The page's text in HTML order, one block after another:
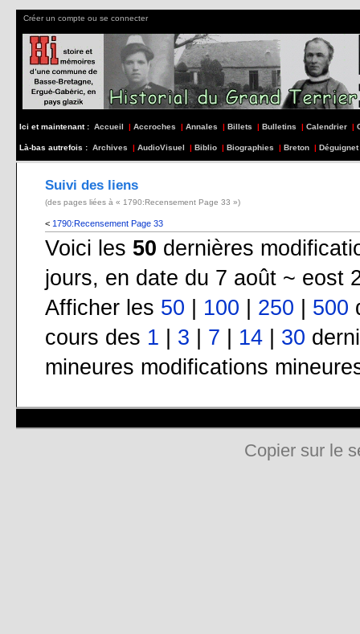
Créer un compte ou se connecter
Ici et maintenant : Accueil | Accroches | Annales | Billets | Bulletins | Calendrier |
Là-bas autrefois : Archives | AudioVisuel | Biblio | Biographies | Breton | Déguignet
Suivi des liens
(des pages liées à « 1790:Recensement Page 33 »)
< 1790:Recensement Page 33
Voici les 50 dernières
jours, en date du 7 août ~ eost
Afficher les 50 100 250 500
cours des 1 3 7 14 30
mineures modifications
Copier sur le